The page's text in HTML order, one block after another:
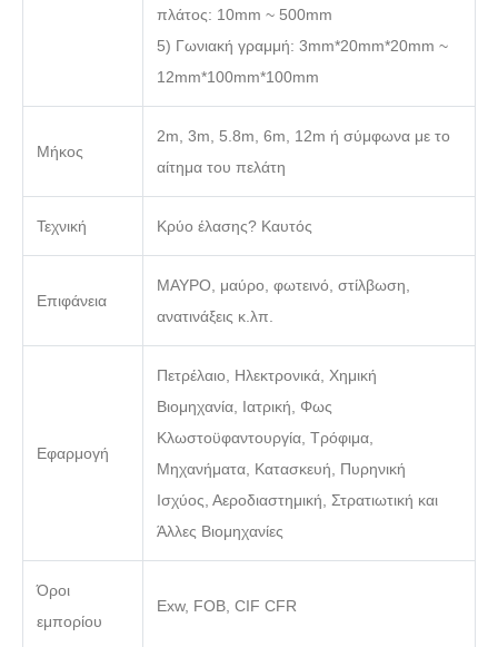
πλάτος: 10mm ~ 500mm
5) Γωνιακή γραμμή: 3mm*20mm*20mm ~
12mm*100mm*100mm
Μήκος
2m, 3m, 5.8m, 6m, 12m ή σύμφωνα με το
αίτημα του πελάτη
Τεχνική Κρύο έλασης? Καυτός
Επιφάνεια
ΜΑΥΡΟ, μαύρο, φωτεινό, στίλβωση,
ανατινάξεις κ.λπ.
Εφαρμογή
Πετρέλαιο, Ηλεκτρονικά, Χημική
Βιομηχανία, Ιατρική, Φως
Κλωστοϋφαντουργία, Τρόφιμα,
Μηχανήματα, Κατασκευή, Πυρηνική
Ισχύος, Αεροδιαστημική, Στρατιωτική και
Άλλες Βιομηχανίες
Όροι
εμπορίου
Exw, FOB, CIF CFR